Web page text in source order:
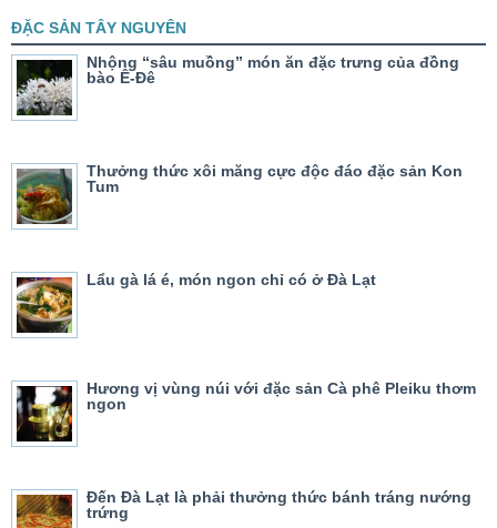
ĐẶC SẢN TÂY NGUYÊN
Nhộng “sâu muồng” món ăn đặc trưng của đồng
bào Ê-Đê
Thưởng thức xôi măng cực độc đáo đặc sản Kon
Tum
Lẩu gà lá é, món ngon chỉ có ở Đà Lạt
Hương vị vùng núi với đặc sản Cà phê Pleiku thơm
ngon
Đến Đà Lạt là phải thưởng thức bánh tráng nướng
trứng